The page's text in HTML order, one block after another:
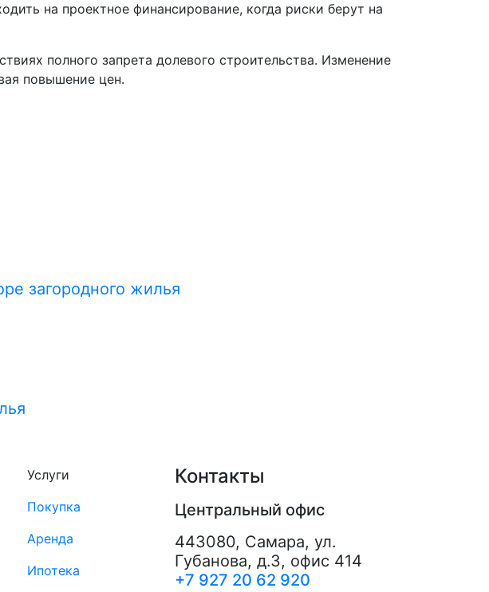
на проектное финансирование, когда риски берут на
полного запрета долевого строительства. Изменение
повышение цен.
загородного жилья
Услуги
Покупка
Аренда
Ипотека
Контакты
Центральный офис
443080, Самара, ул.
Губанова, д.3, офис 414
+7 927 20 62 920